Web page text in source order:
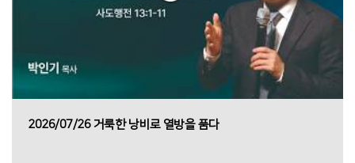
2026/07/26 거룩한 낭비로 열방을 품다